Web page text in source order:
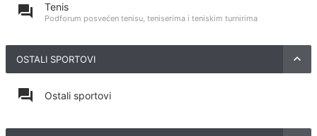
Tenis
Podforum posvećen tenisu, teniserima i teniskim turnirima
OSTALI SPORTOVI
Ostali sportovi